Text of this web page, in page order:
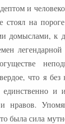
и
на
домыслами,
что я
единственно
нравов.
была сила